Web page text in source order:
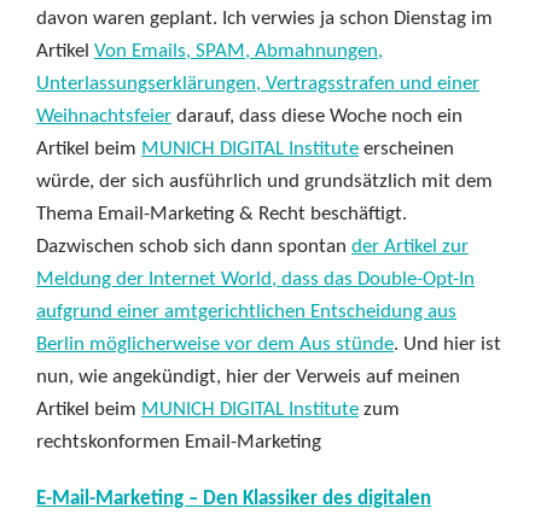
davon waren geplant. Ich verwies ja schon Dienstag im
Artikel Von Emails, SPAM, Abmahnungen,
Unterlassungserklärungen, Vertragsstrafen und einer
Weihnachtsfeier darauf, dass diese Woche noch ein
Artikel beim MUNICH DIGITAL Institute erscheinen
würde, der sich ausführlich und grundsätzlich mit dem
Thema Email-Marketing & Recht beschäftigt.
Dazwischen schob sich dann spontan der Artikel zur
Meldung der Internet World, dass das Double-Opt-In
aufgrund einer amtgerichtlichen Entscheidung aus
Berlin möglicherweise vor dem Aus stünde. Und hier ist
nun, wie angekündigt, hier der Verweis auf meinen
Artikel beim MUNICH DIGITAL Institute zum
rechtskonformen Email-Marketing
E-Mail-Marketing – Den Klassiker des digitalen